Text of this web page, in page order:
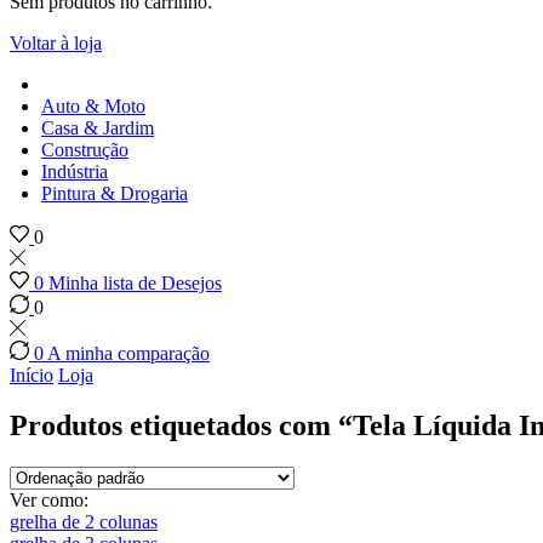
Voltar à loja
Auto & Moto
Casa & Jardim
Construção
Indústria
Pintura & Drogaria
0
0 Minha lista de Desejos
0
0 A minha comparação
Início Loja
Produtos etiquetados com “Tela Líquida
Ver como:
grelha de 2 colunas